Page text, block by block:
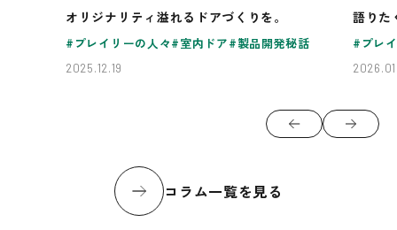
オリジナリティ溢れるドアづくりを。
プレイリーの人々 室内ドア 製品開発秘話
2025.12.19
語りた
プレ
コラム一覧を見る